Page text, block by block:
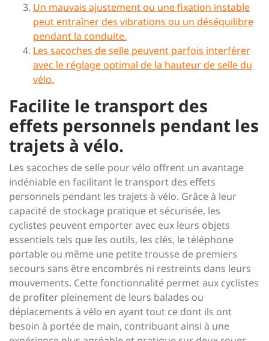
Un mauvais ajustement ou une fixation instable
peut entraîner des vibrations ou un déséquilibre
pendant la conduite.
Les sacoches de selle peuvent parfois interférer
avec le réglage optimal de la hauteur de selle du
vélo.
Facilite le transport des
effets personnels pendant les
trajets à vélo.
Les sacoches de selle pour vélo offrent un avantage
indéniable en facilitant le transport des effets
personnels pendant les trajets à vélo. Grâce à leur
capacité de stockage pratique et sécurisée, les
cyclistes peuvent emporter avec eux leurs objets
essentiels tels que les outils, les clés, le téléphone
portable ou même une petite trousse de premiers
secours sans être encombrés ni restreints dans leurs
mouvements. Cette fonctionnalité permet aux cyclistes
de profiter pleinement de leurs balades ou
déplacements à vélo en ayant tout ce dont ils ont
besoin à portée de main, contribuant ainsi à une